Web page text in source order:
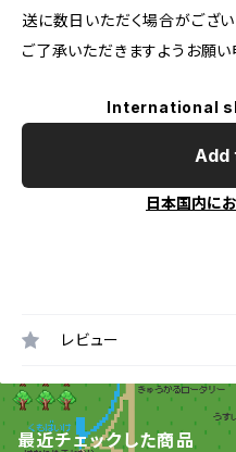
送に数日いただく場合がござい
ご了承いただきますようお願い
International
Add
日本国内に
レビュー
最近チェックした商品